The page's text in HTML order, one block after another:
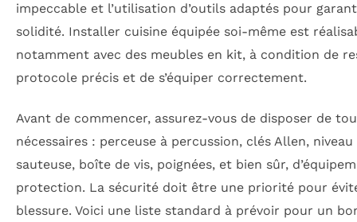
impeccable et l’utilisation d’outils adaptés pour
solidité. Installer cuisine équipée soi-même est
notamment avec des meubles en kit, à condition de
protocole précis et de s’équiper correctement.
Avant de commencer, assurez-vous de disposer de
nécessaires : perceuse à percussion, clés Allen,
sauteuse, boîte de vis, poignées, et bien sûr,
protection. La sécurité doit être une priorité pour
blessure. Voici une liste standard à prévoir pour un